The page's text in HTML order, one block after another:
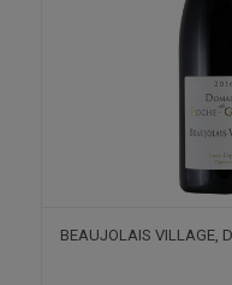
BEAUJOLAIS VILLAGE,